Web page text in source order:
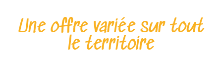
Une offre variée sur tout
le territoire